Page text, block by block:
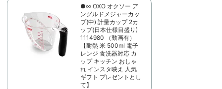
●∞ OXO オクソー ア
ングルドメジャーカッ
プ(中) 計量カップ 2カ
ップ(日本仕様目盛り)
1114980 （動画有）
【耐熱 米 500ml 電子
レンジ 食洗器対応 カ
ップ キッチン おしゃ
れ インスタ映え 人気
ギフト プレゼントとし
て】